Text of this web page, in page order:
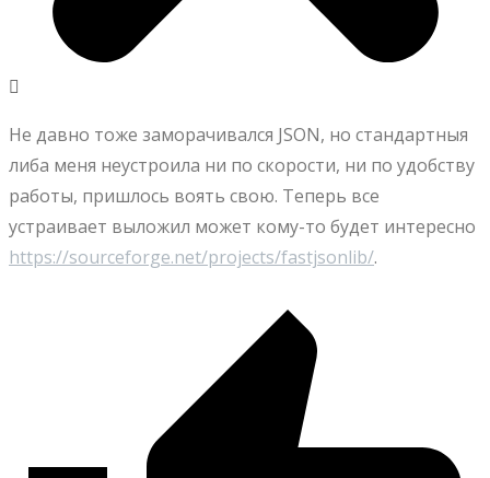
Не давно тоже заморачивался JSON, но стандартныя
либа меня неустроила ни по скорости, ни по удобству
работы, пришлось воять свою. Теперь все
устраивает выложил может кому-то будет интересно
https://sourceforge.net/projects/fastjsonlib/.